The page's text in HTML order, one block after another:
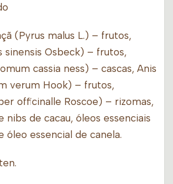
(Pyrus malus L.) – frutos,
sinensis Osbeck) – frutos,
cassia ness) – cascas, Anis
verum Hook) – frutos,
officinalle Roscoe) – rizomas,
nibs de cacau, óleos essenciais
óleo essencial de canela.